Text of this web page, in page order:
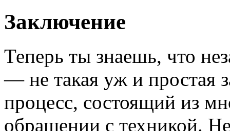
Заключение
Теперь ты знаешь, что
— не такая уж и простая
процесс, состоящий из
обращении с техникой.